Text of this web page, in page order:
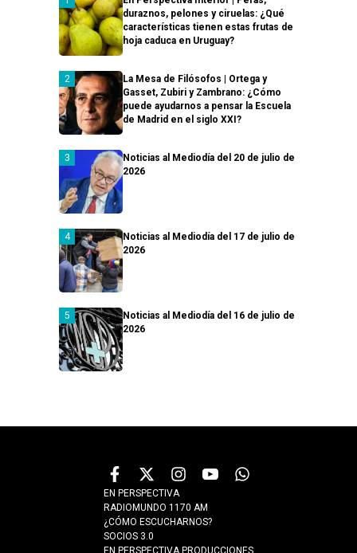
duraznos, pelones y ciruelas: ¿Qué
características tienen estas frutas de
hoja caduca en Uruguay?
La Mesa de Filósofos | Ortega y
Gasset, Zubiri y Zambrano: ¿Cómo
puede ayudarnos a pensar la Escuela
de Madrid en el siglo XXI?
Noticias al Mediodía del 20 de julio de
2026
Noticias al Mediodía del 17 de julio de
2026
Noticias al Mediodía del 16 de julio de
2026
EN PERSPECTIVA
RADIOMUNDO 1170 AM
¿CÓMO ESCUCHARNOS?
SOCIOS 3.0
EN PERSPECTIVA PRODUCCIONES